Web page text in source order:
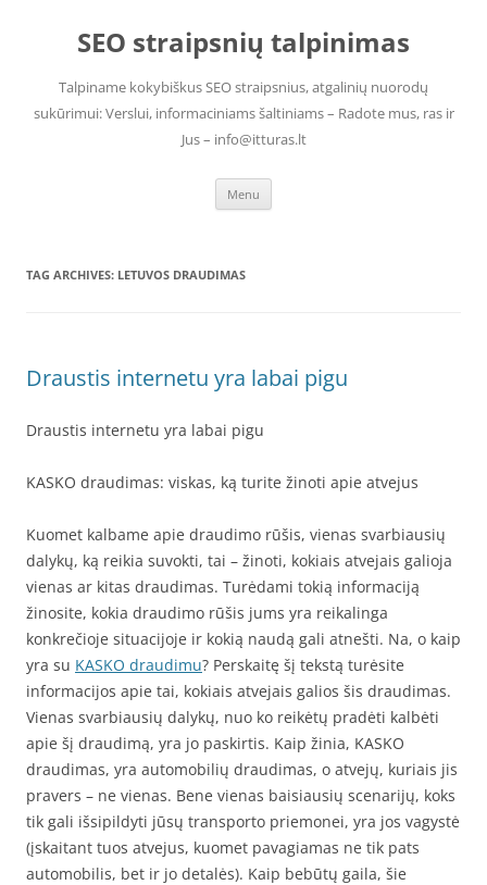
contentSEO straipsnių talpinimas
Talpiname kokybiškus SEO straipsnius, atgalinių nuorodų
sukūrimui: Verslui, informaciniams šaltiniams – Radote mus, ras ir
Jus – info@itturas.lt
Menu
TAG ARCHIVES: LETUVOS DRAUDIMAS
Draustis internetu yra labai pigu
Draustis internetu yra labai pigu
KASKO draudimas: viskas, ką turite žinoti apie atvejus
Kuomet kalbame apie draudimo rūšis, vienas svarbiausių
dalykų, ką reikia suvokti, tai – žinoti, kokiais atvejais galioja
vienas ar kitas draudimas. Turėdami tokią informaciją
žinosite, kokia draudimo rūšis jums yra reikalinga
konkrečioje situacijoje ir kokią naudą gali atnešti. Na, o kaip
yra su KASKO draudimu? Perskaitę šį tekstą turėsite
informacijos apie tai, kokiais atvejais galios šis draudimas.
Vienas svarbiausių dalykų, nuo ko reikėtų pradėti kalbėti
apie šį draudimą, yra jo paskirtis. Kaip žinia, KASKO
draudimas, yra automobilių draudimas, o atvejų, kuriais jis
pravers – ne vienas. Bene vienas baisiausių scenarijų, koks
tik gali išsipildyti jūsų transporto priemonei, yra jos vagystė
(įskaitant tuos atvejus, kuomet pavagiamas ne tik pats
automobilis, bet ir jo detalės). Kaip bebūtų gaila, šie